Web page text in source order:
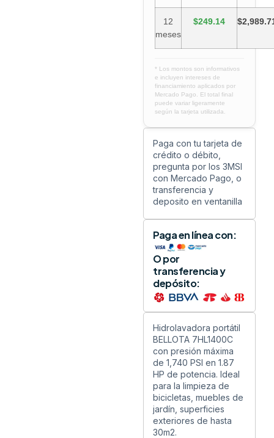
12
meses
$249.14
* Los montos son informativos
e incluyen intereses de
financiamiento aplicados por
Mercado Pago. El total final
puede variar ligeramente
según la tarjeta utilizada.
Paga con tu tarjeta de
crédito o débito,
pregunta por los 3MSI
con Mercado Pago, o
transferencia y
deposito en ventanilla
Paga en línea con:
O por
transferencia y
depósito:
Hidrolavadora portátil
BELLOTA 7HL1400C
con presión máxima
de 1,740 PSI en 1.87
HP de potencia. Ideal
para la limpieza de
bicicletas, muebles de
jardín, superficies
exteriores de hasta
30m2.